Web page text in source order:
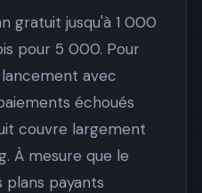
gratuit jusqu'à 1 000
pour 5 000. Pour
lancement avec
échoués
couvre largement
À mesure que le
plans payants